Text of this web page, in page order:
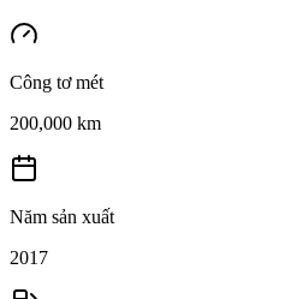
Công tơ mét
200,000 km
Năm sản xuất
2017